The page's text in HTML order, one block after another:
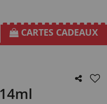
CARTES CADEAUX